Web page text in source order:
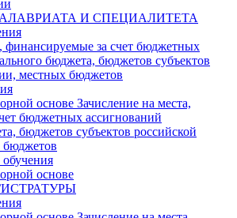
И СПЕЦИАЛИТЕТА
финансируемые за счет бюджетных
бюджета, бюджетов субъектов
местных бюджетов
основе Зачисление на места,
бюджетных ассигнований
бюджетов субъектов российской
бюджетов
основе